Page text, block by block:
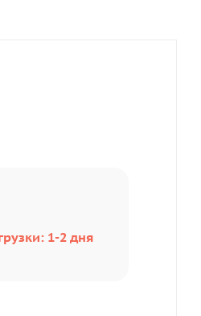
1-2 дня